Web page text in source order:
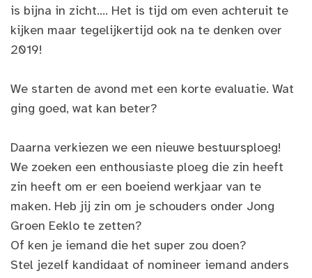
is bijna in zicht…. Het is tijd om even achteruit te
kijken maar tegelijkertijd ook na te denken over
2019!
We starten de avond met een korte evaluatie. Wat
ging goed, wat kan beter?
Daarna verkiezen we een nieuwe bestuursploeg!
We zoeken een enthousiaste ploeg die zin heeft
zin heeft om er een boeiend werkjaar van te
maken. Heb jij zin om je schouders onder Jong
Groen Eeklo te zetten?
Of ken je iemand die het super zou doen?
Stel jezelf kandidaat of nomineer iemand anders